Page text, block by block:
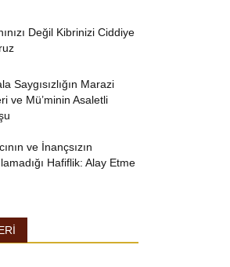
Değil Kibrinizi Ciddiye
Saygısızlığın Marazi
ve Mü’minin Asaletli
ve İnançsızın
Hafiflik: Alay Etme